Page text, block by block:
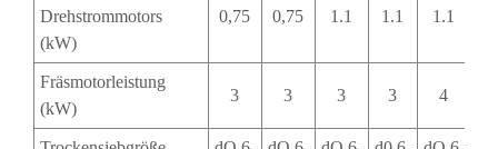
Drehstrommotors
(kW)
0,75 0,75 1.1 1.1 1.1
Fräsmotorleistung
(kW)
3 3 3 3 4